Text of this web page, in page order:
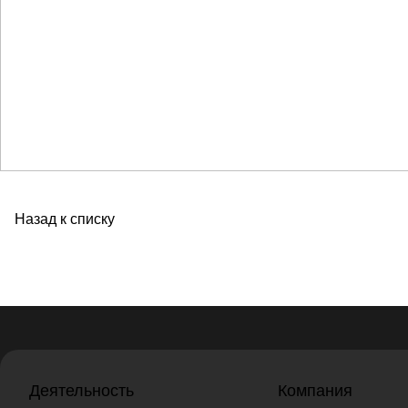
Назад к списку
Деятельность Компания